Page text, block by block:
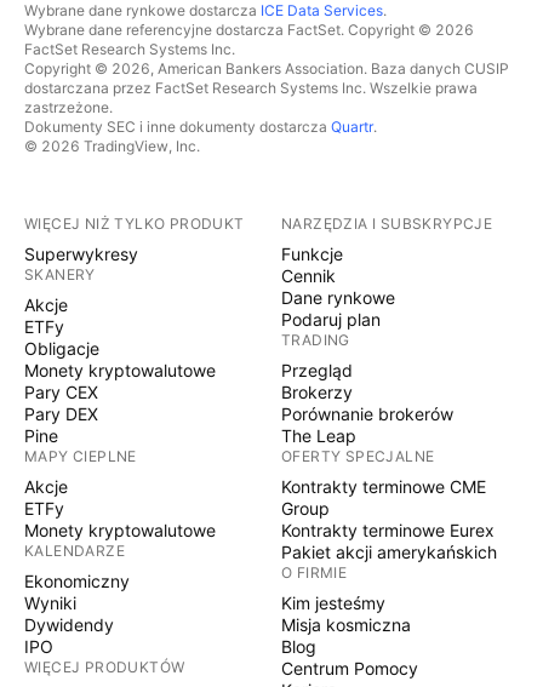
Wybrane dane rynkowe dostarcza ICE Data Services.
Wybrane dane referencyjne dostarcza FactSet. Copyright © 2026
FactSet Research Systems Inc.
Copyright © 2026, American Bankers Association. Baza danych CUSIP
dostarczana przez FactSet Research Systems Inc. Wszelkie prawa
zastrzeżone.
Dokumenty SEC i inne dokumenty dostarcza Quartr.
© 2026 TradingView, Inc.
WIĘCEJ NIŻ TYLKO PRODUKT
Superwykresy
SKANERY
Akcje
ETFy
Obligacje
Monety kryptowalutowe
Pary CEX
Pary DEX
Pine
MAPY CIEPLNE
Akcje
ETFy
Monety kryptowalutowe
KALENDARZE
Ekonomiczny
Wyniki
Dywidendy
IPO
WIĘCEJ PRODUKTÓW
NARZĘDZIA I SUBSKRYPCJE
Funkcje
Cennik
Dane rynkowe
Podaruj plan
TRADING
Przegląd
Brokerzy
Porównanie brokerów
The Leap
OFERTY SPECJALNE
Kontrakty terminowe CME
Group
Kontrakty terminowe Eurex
Pakiet akcji amerykańskich
O FIRMIE
Kim jesteśmy
Misja kosmiczna
Blog
Centrum Pomocy